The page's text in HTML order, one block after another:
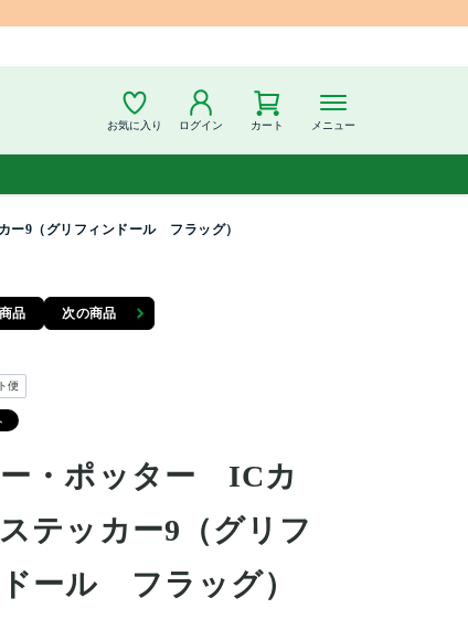
お気に入り ログイン カート メニュー
9（グリフィンドール フラッグ）
品 次の商品
便
・ポッター ICカ
テッカー9（グリフ
ール フラッグ）